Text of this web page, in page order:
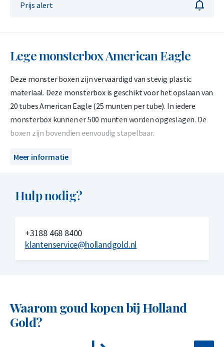
Prijs alert
Lege monsterbox American Eagle
Deze monster boxen zijn vervaardigd van stevig plastic
materiaal. Deze monsterbox is geschikt voor het opslaan van
20 tubes American Eagle (25 munten per tube). In iedere
monsterbox kunnen er 500 munten worden opgeslagen. De
boxen zijn bovendien eenvoudig stapelbaar.
De monsterbox komt niet rechtstreeks van de leverancier. De
algemeen gemakkelijk te verwijderen zijn.
Meer informatie
Hulp nodig?
+3188 468 8400
klantenservice@hollandgold.nl
Waarom goud kopen bij Holland
Gold?